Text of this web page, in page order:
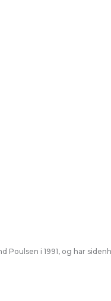
Poulsen i 1991, og har